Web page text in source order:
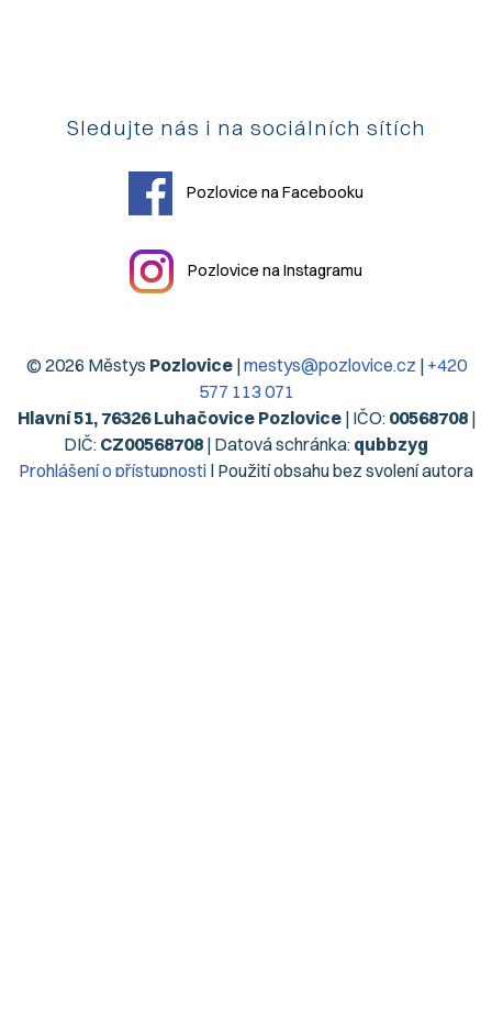
Sledujte nás i na sociálních sítích
Pozlovice na Facebooku
Pozlovice na Instagramu
© 2026 Městys Pozlovice|mestys@pozlovice.cz | +420
577 113 071
Hlavní 51, 76326 Luhačovice Pozlovice| IČO: 00568708|
DIČ: CZ00568708 | Datová schránka: qubbzyg
Prohlášení o přístupnosti | Použití obsahu bez svolení autora